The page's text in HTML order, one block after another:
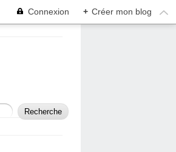
Connexion + Créer mon blog